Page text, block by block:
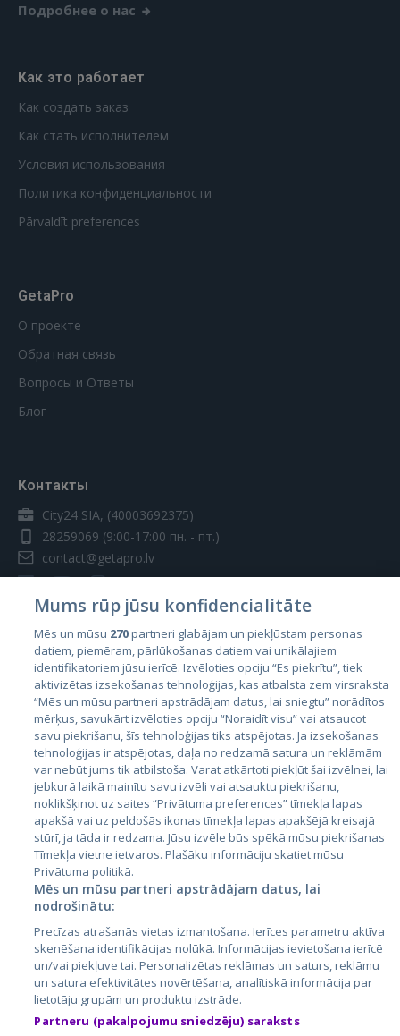
Подробнее о нас
Как это работает
Как создать заказ
Как стать исполнителем
Условия использования
Политика конфиденциальности
Pārvaldīt preferences
GetaPro
О проекте
Обратная связь
Вопросы и Ответы
Блог
Контакты
City24 SIA, (40003692375)
28259069 (9:00-17:00 пн. - пт.)
contact@getapro.lv
Страны
Эстония
Латвия
Литва
City24.lv
City24.ee
GetaPro.lv
GetaPro.ee
Skelbiu.lt
Autoplius.lt
Kainos.lt
Paslaugos.lt
auto24.ee
KV.ee
Osta.ee
Mums rūp jūsu konfidencialitāte
Mēs un mūsu 270partneri glabājam un piekļūstam personas
datiem, piemēram, pārlūkošanas datiem vai unikālajiem
identifikatoriem jūsu ierīcē. Izvēloties opciju “Es piekrītu”, tiek
aktivizētas izsekošanas tehnoloģijas, kas atbalsta zem virsraksta
“Mēs un mūsu partneri apstrādājam datus, lai sniegtu” norādītos
mērķus, savukārt izvēloties opciju “Noraidīt visu” vai atsaucot
savu piekrišanu, šīs tehnoloģijas tiks atspējotas. Ja izsekošanas
tehnoloģijas ir atspējotas, daļa no redzamā satura un reklāmām
var nebūt jums tik atbilstoša. Varat atkārtoti piekļūt šai izvēlnei, lai
jebkurā laikā mainītu savu izvēli vai atsauktu piekrišanu,
noklikšķinot uz saites “Privātuma preferences” tīmekļa lapas
apakšā vai uz peldošās ikonas tīmekļa lapas apakšējā kreisajā
stūrī, ja tāda ir redzama. Jūsu izvēle būs spēkā mūsu piekrišanas
Tīmekļa vietne ietvaros. Plašāku informāciju skatiet mūsu
Privātuma politikā.
Mēs un mūsu partneri apstrādājam datus, lai
nodrošinātu:
Precīzas atrašanās vietas izmantošana. Ierīces parametru aktīva
skenēšana identifikācijas nolūkā. Informācijas ievietošana ierīcē
un/vai piekļuve tai. Personalizētas reklāmas un saturs, reklāmu
un satura efektivitātes novērtēšana, analītiskā informācija par
lietotāju grupām un produktu izstrāde.
Partneru (pakalpojumu sniedzēju) saraksts